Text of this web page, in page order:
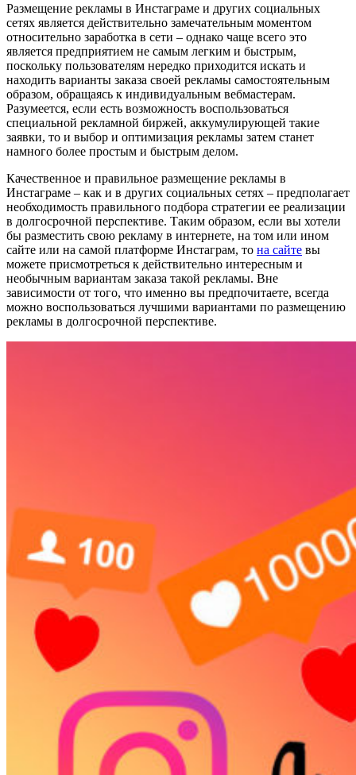
Размещение рекламы в Инстаграме и других социальных
сетях является действительно замечательным моментом
относительно заработка в сети – однако чаще всего это
является предприятием не самым легким и быстрым,
поскольку пользователям нередко приходится искать и
находить варианты заказа своей рекламы самостоятельным
образом, обращаясь к индивидуальным вебмастерам.
Разумеется, если есть возможность воспользоваться
специальной рекламной биржей, аккумулирующей такие
заявки, то и выбор и оптимизация рекламы затем станет
намного более простым и быстрым делом.
Качественное и правильное размещение рекламы в
Инстаграме – как и в других социальных сетях – предполагает
необходимость правильного подбора стратегии ее реализации
в долгосрочной перспективе. Таким образом, если вы хотели
бы разместить свою рекламу в интернете, на том или ином
сайте или на самой платформе Инстаграм, то на сайте вы
можете присмотреться к действительно интересным и
необычным вариантам заказа такой рекламы. Вне
зависимости от того, что именно вы предпочитаете, всегда
можно воспользоваться лучшими вариантами по размещению
рекламы в долгосрочной перспективе.